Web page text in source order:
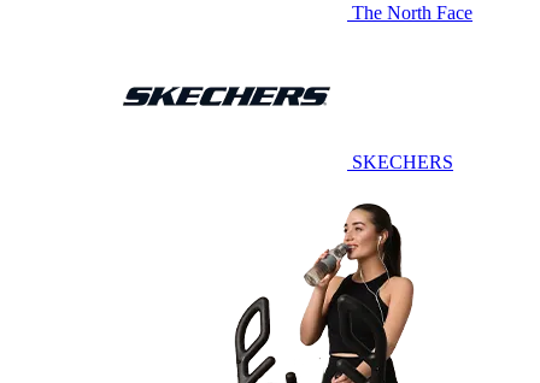
The North Face
SKECHERS